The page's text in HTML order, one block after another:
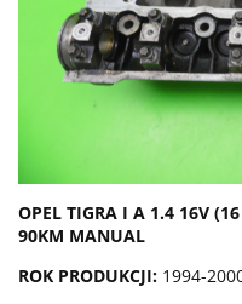
OPEL TIGRA I A 1.4 16V
90KM MANUAL
ROK PRODUKCJI: 1994-